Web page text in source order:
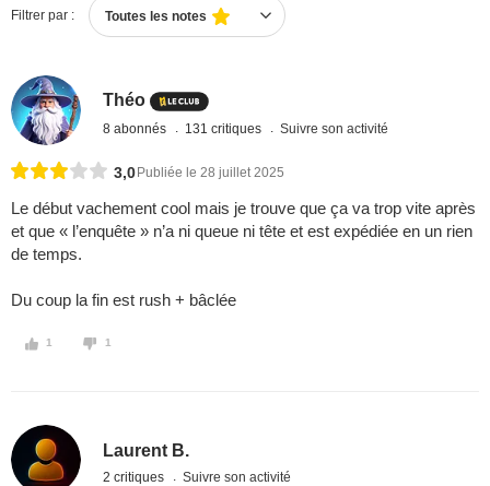
Filtrer par : Toutes les notes
Théo
8 abonnés 131 critiques Suivre son activité
3,0 Publiée le 28 juillet 2025
Le début vachement cool mais je trouve que ça va trop vite après
et que « l’enquête » n’a ni queue ni tête et est expédiée en un rien
de temps.
Du coup la fin est rush + bâclée
1 1
Laurent B.
2 critiques Suivre son activité